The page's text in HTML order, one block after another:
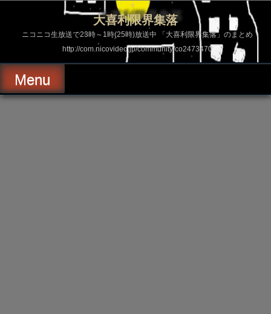
ス
ッ
プ
大喜利限界集落
ニコニコ生放送で23時～1時(25時)放送中 「大喜利限界集落」のまとめ
http://com.nicovideo.jp/community/co2473470
Menu